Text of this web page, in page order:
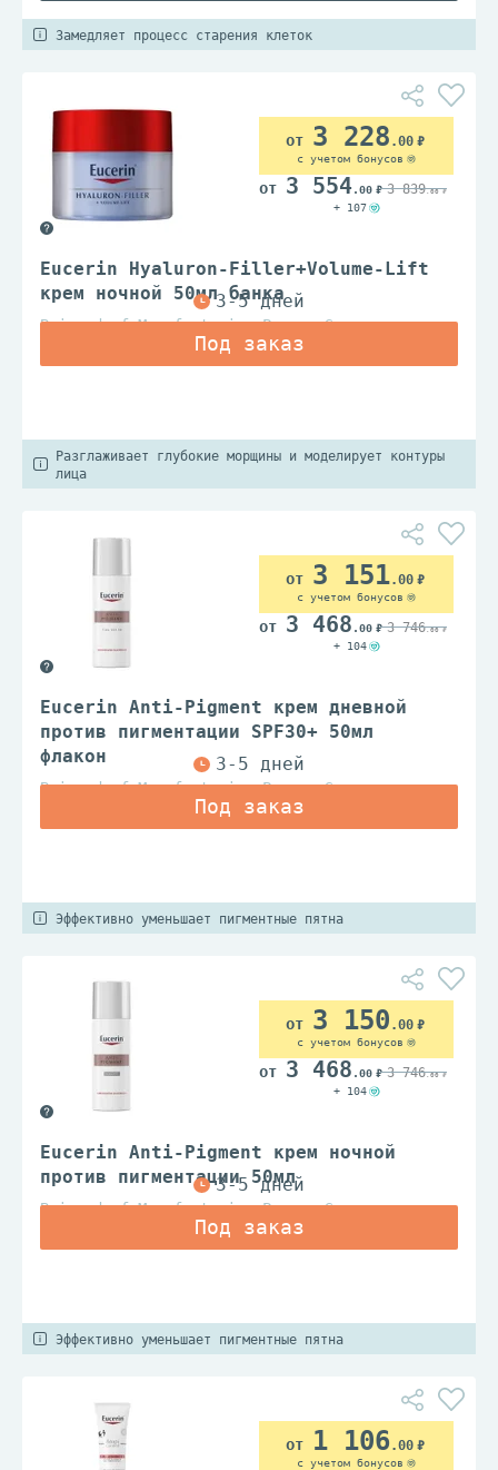
Замедляет процесс старения клеток
Eucerin Hyaluron-Filler+Volume-Lift
крем ночной 50мл банка
Beiersdorf Manufacturing Poznan Sp.z.o.o.
3 228 .00
с учетом бонусов
3 554.00 3 839.00
+ 107
Разглаживает глубокие морщины и моделирует контуры
лица
Eucerin Anti-Pigment крем дневной
против пигментации SPF30+ 50мл
флакон
Beiersdorf Manufacturing Poznan Sp.z.o.o.
3 151.00
с учетом бонусов
3 468 .00 3 746.00
+ 104
Эффективно уменьшает пигментные пятна
Eucerin Anti-Pigment крем ночной
против пигментации 50мл
Beiersdorf Manufacturing Poznan Sp.z.o.o.
3 150 .00
с учетом бонусов
3 468 .00 3 746.00
+ 104
Эффективно уменьшает пигментные пятна
1 106.00
с учетом бонусов